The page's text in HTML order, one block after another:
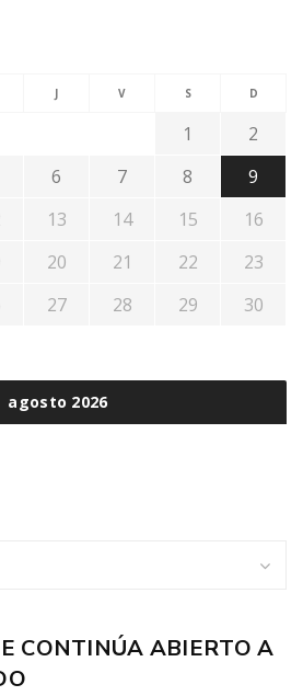
agosto 2026
J V S D
1
2
6 7 8
9
13 14 15
16
20 21 22
23
27 28 29
30
CONTINÚA ABIERTO A